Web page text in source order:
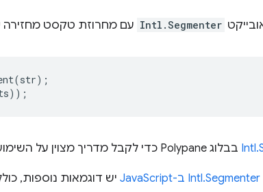
Intl.Segmenter עם מחרוזת טקסט מחזירה
(str);
));
בבלוג Polypane כדי לקבל מדריך מצוין על השימוש בתכונה הזו.
יש דוגמאות נוספות,